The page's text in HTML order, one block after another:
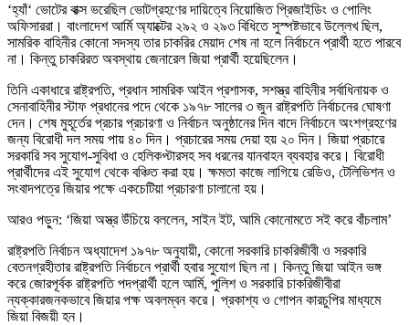
‘হ্যাঁ‘ ভোটের বাক্স ভরেছিল ভোটগ্রহণের দায়িত্বে নিয়োজিত প্রিজাইডিং ও পোলিং
অফিসাররা। বাংলাদেশ আর্মি অ্যাক্টের ২৯২ ও ২৯৩ বিধিতে সুস্পষ্টভাবে উল্লেখ ছিল,
সামরিক বাহিনীর কোনো সদস্য তার চাকরির মেয়াদ শেষ না হলে নির্বাচনে প্রার্থী হতে পারবে
না। কিন্তু চাকরিরত অবস্থায় জেনারেল জিয়া প্রার্থী হয়েছিলেন।
তিনি একাধারে রাষ্ট্রপতি, প্রধান সামরিক আইন প্রশাসক, সশস্ত্র বাহিনীর সর্বাধিনায়ক ও
সেনাবাহিনীর স্টাফ প্রধানের পদে থেকে ১৯৭৮ সালের ৩ জুন রাষ্ট্রপতি নির্বাচনের ঘোষণা
দেন। শেষ মুহূর্তের প্রচার প্রচারণা ও নির্বাচন অনুষ্ঠানের দিন বাদে নির্বাচনে অংশগ্রহণের
জন্য বিরোধী দল সময় পায় ৪০ দিন। প্রচারের সময় দেয়া হয় ২০ দিন। জিয়া প্রচারে
সরকারি সব সুযোগ-সুবিধা ও হেলিকপ্টারসহ সব ধরনের যানবাহন ব্যবহার করে। বিরোধী
প্রার্থীদের এই সুযোগ থেকে বঞ্চিত করা হয়। ক্ষমতা কাজে লাগিয়ে রেডিও, টেলিভিশন ও
সংবাদপত্রে জিয়ার পক্ষে একচেটিয়া প্রচারণা চালানো হয়।
আরও পড়ুন: ‘জিয়া অস্ত্র উঁচিয়ে বললেন, সাইন ইট, আমি কোনোমতে সই করে বাঁচলাম’
রাষ্ট্রপতি নির্বাচন অধ্যাদেশ ১৯৭৮ অনুযায়ী, কোনো সরকারি চাকরিজীবী ও সরকারি
বেতনগ্রহীতার রাষ্ট্রপতি নির্বাচনে প্রার্থী হবার সুযোগ ছিল না। কিন্তু জিয়া আইন ভঙ্গ
করে জোরপূর্বক রাষ্ট্রপতি পদপ্রার্থী হলে আর্মি, পুলিশ ও সরকারি চাকরিজীবীরা
ন্যক্কারজনকভাবে জিয়ার পক্ষ অবলম্বন করে। প্রকাশ্য ও গোপন কারচুপির মাধ্যমে
জিয়া বিজয়ী হন।